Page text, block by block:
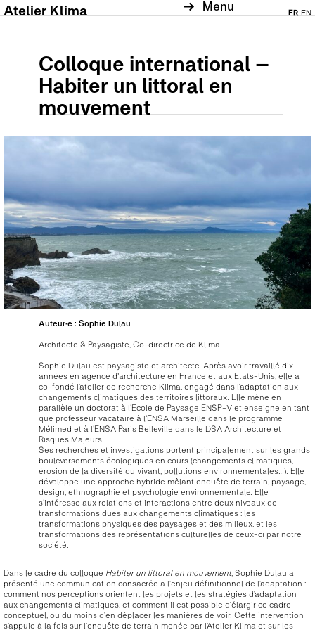
Atelier Klima Menu FR EN
Colloque international –
Habiter un littoral en
mouvement
Auteur·e : Sophie Dulau
Architecte & Paysagiste Co-directrice de Klima
Sophie Dulau est paysagiste et architecte. Après avoir travaillé dix
années en agence d'architecture en France et aux Etats-Unis, elle a
co-fondé l’atelier de recherche Klima, engagé dans l’adaptation aux
changements climatiques des territoires littoraux. Elle mène en
parallèle un doctorat à l'Ecole de Paysage ENSP-V et enseigne en tant
que professeur vacataire à l'ENSA Marseille dans le programme
Mélimed et à l'ENSA Paris Belleville dans le DSA Architecture et
Risques Majeurs.
Ses recherches et investigations portent principalement sur les grands
bouleversements écologiques en cours (changements climatiques,
érosion de la diversité du vivant, pollutions environnementales…). Elle
développe une approche hybride mêlant enquête de terrain, paysage,
design, ethnographie et psychologie environnementale. Elle
s'intéresse aux relations et interactions entre deux niveaux de
transformations dues aux changements climatiques : les
transformations physiques des paysages et des milieux, et les
transformations des représentations culturelles de ceux-ci par notre
société.
Dans le cadre du colloque Habiter un littoral en mouvement, Sophie Dulau a
présenté une communication consacrée à l’enjeu définitionnel de l’adaptation :
comment nos perceptions orientent les projets et les stratégies d’adaptation
aux changements climatiques, et comment il est possible d’élargir ce cadre
conceptuel, ou du moins d’en déplacer les manières de voir. Cette intervention
s’appuie à la fois sur l’enquête de terrain menée par l’Atelier Klima et sur les